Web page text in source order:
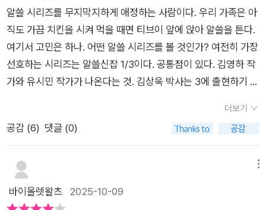
성을 탐구한다. 모르는 것은 모른다고 말한다…… 현실을 완전히
담아낼 순 없지만, 생략함으로써 만물의 움직임을 이해하는 근사
(近似)값의 근사함이 과학에는 있다. 그렇게 근사한 과학적 자세
를 『과학산문』에서 만나볼 수 있다. 일상과 계절을 따라 흐르던
그들의 사유는 무심결에 과학으로 돌아온다. 여행 중 무덤을 방문
로 무덤 속 육체는 죽은 자가 남긴 유일한 물리적 실체이기에, 살
아남은 이들이 죽은 이를 기억하는 태도를 무덤에서 발견하며 무
덤이 죽은 자가 아니라 산 자를 위한 공간임을 통찰한다. 그런가
하면 빨래방에서 웅웅거리는 소음을 들으며 밀린 업무를 처리하
려던 천문학자도 과학으로 굴러떨어진다. 빛도 소리도 물질도 없
는 것이 대부분인 우주 공간 안에서 특이하게도 가장 떠들썩한 이
알쓸 시리즈를 무지막지하게 애정하는 사람이다. 우리 가족은 아
직도 가끔 치킨을 시켜 먹을 때면 티브이 앞에 앉아 알쓸을 튼다.
여기서 고민은 하나. 어떤 알쓸 시리즈를 볼 것인가? 여전히 가장
선호하는 시리즈는 알쓸신잡 1/3이다. 공통점이 있다. 김영하 작
가와 유시민 작가가 나온다는 것. 김상욱 박사는 3에 출현하기 시
인데 미술에도 관심이 많으시고 바쁜 와중에도 다양한 강연을 다
니시는 분. 다만 양자역학을 전공하시기에 내가 교수님의 책을 다
심채경 박사님은 <선을 넘는 녀석들>에 나오셨을 때부터 팬이
다. 그런데 알쓸에 나오신다는 소식을 들었을 때 얼마나 기뻤는
지.. 혼자 호들갑 백 번. 알쓸인잡엔 김상욱, 김영하, 심채경 모두
더보기
공감 (6) 댓글 (0)
바이올렛왈츠 2025-10-09